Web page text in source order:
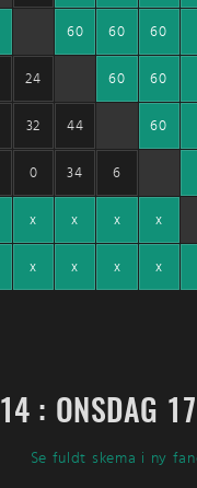
60 60 60
24 60 60
32 44 60
0 34 6
x x x x
x x x x
14 : ONSDAG
Se fuldt skema i ny